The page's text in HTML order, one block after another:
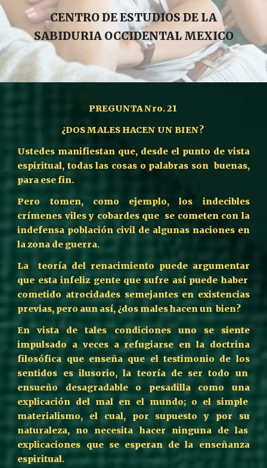
CENTRO DE ESTUDIOS DE LA
SABIDURIA OCCIDENTAL MEXICO
PREGUNTA Nro. 21
¿DOS MALES HACEN UN BIEN?
Ustedes manifiestan que, desde el punto de vista
espiritual, todas las cosas o palabras son buenas,
para ese fin.
Pero tomen, como ejemplo, los indecibles
crímenes viles y cobardes que se cometen con la
indefensa población civil de algunas naciones en
la zona de guerra.
La teoría del renacimiento puede argumentar
que esta infeliz gente que sufre así puede haber
cometido atrocidades semejantes en existencias
previas, pero aun así, ¿dos males hacen un bien?
En vista de tales condiciones uno se siente
impulsado a veces a refugiarse en la doctrina
filosófica que enseña que el testimonio de los
sentidos es ilusorio, la teoría de ser todo un
ensueño desagradable o pesadilla como una
explicación del mal en el mundo; o el simple
materialismo, el cual, por supuesto y por su
naturaleza, no necesita hacer ninguna de las
explicaciones que se esperan de la enseñanza
espiritual.